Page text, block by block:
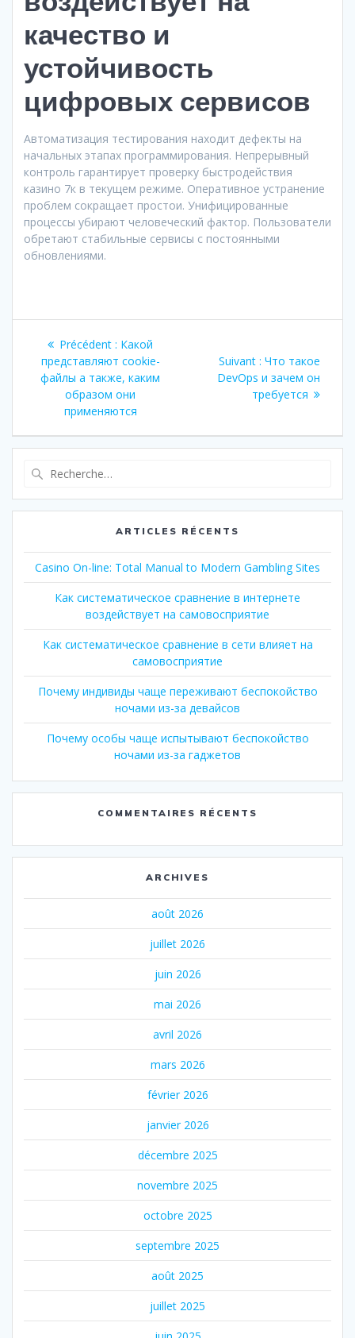
качество и
устойчивость
цифровых сервисов
Автоматизация тестирования находит дефекты на
начальных этапах программирования. Непрерывный
контроль гарантирует проверку быстродействия
казино 7к в текущем режиме. Оперативное устранение
проблем сокращает простои. Унифицированные
процессы убирают человеческий фактор. Пользователи
обретают стабильные сервисы с постоянными
обновлениями.
Navigation
de
l’article
Précédent : Article
précédent
:
Какой
представляют cookie-
файлы а также, каким
образом они
применяются
Suivant : Article
suivant
:
Что такое
DevOps и зачем он
требуется
:
ARTICLES RÉCENTS
Casino On-line: Total Manual to Modern Gambling Sites
Как систематическое сравнение в интернете
воздействует на самовосприятие
Как систематическое сравнение в сети влияет на
самовосприятие
Почему индивиды чаще переживают беспокойство
ночами из-за девайсов
Почему особы чаще испытывают беспокойство
ночами из-за гаджетов
COMMENTAIRES RÉCENTS
ARCHIVES
août 2026
juillet 2026
juin 2026
mai 2026
avril 2026
mars 2026
février 2026
janvier 2026
décembre 2025
novembre 2025
octobre 2025
septembre 2025
août 2025
juillet 2025